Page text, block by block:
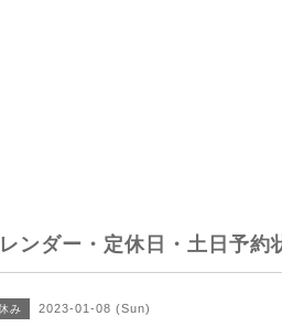
ンダー・定休日・土日予約
み 2023-01-08 (Sun)